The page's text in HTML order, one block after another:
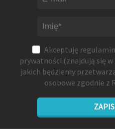
Akceptuję regulamin
prywatności (znajdują się
jakich będziemy
osobowe zgodnie z